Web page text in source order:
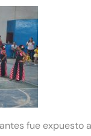
fue expuesto